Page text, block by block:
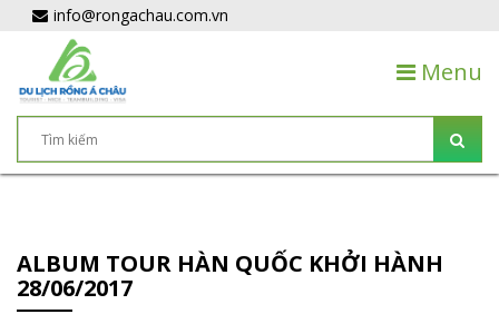
info@rongachau.com.vn
Menu
ALBUM TOUR HÀN QUỐC KHỞI HÀNH
28/06/2017